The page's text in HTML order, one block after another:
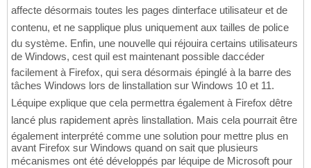
affecte désormais toutes les pages dinterface utilisateur et de
contenu, et ne sapplique plus uniquement aux tailles de police
du système. Enfin, une nouvelle qui réjouira certains utilisateurs
de Windows, cest quil est maintenant possible daccéder
facilement à Firefox, qui sera désormais épinglé à la barre des
tâches Windows lors de linstallation sur Windows 10 et 11.
Léquipe explique que cela permettra également à Firefox dêtre
lancé plus rapidement après linstallation. Mais cela pourrait être
également interprété comme une solution pour mettre plus en
avant Firefox sur Windows quand on sait que plusieurs
mécanismes ont été développés par léquipe de Microsoft pour